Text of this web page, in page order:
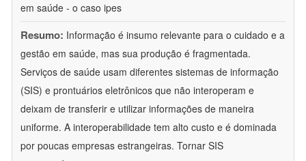
em saúde - o caso ipes
Resumo: Informação é insumo relevante para o cuidado e a
gestão em saúde, mas sua produção é fragmentada.
Serviços de saúde usam diferentes sistemas de informação
(SIS) e prontuários eletrônicos que não interoperam e
deixam de transferir e utilizar informações de maneira
uniforme. A interoperabilidade tem alto custo e é dominada
por poucas empresas estrangeiras. Tornar SIS